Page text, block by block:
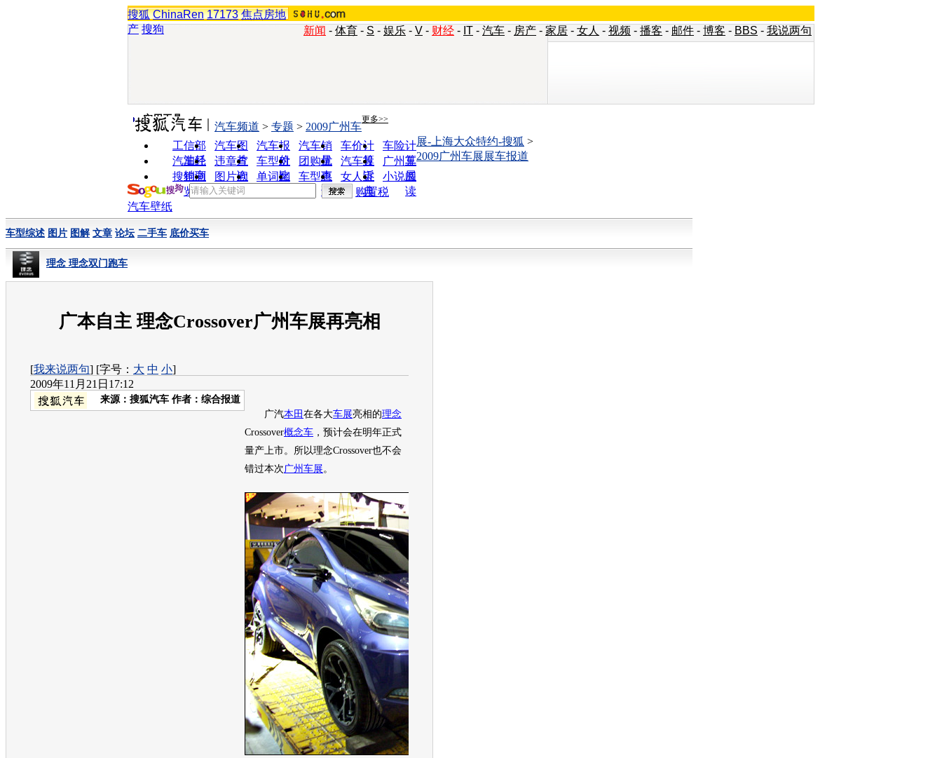
搜狐 ChinaRen 17173 焦点房地
产 搜狗 新闻 - 体育 - S - 娱乐 - V - 财经 - IT - 汽车 - 房产 - 家居 - 女人 - 视频 - 播客 - 邮件 - 博客 - BBS - 我说两句
实用工具 更多>>
工信部
油耗
汽车图
片
汽车报
价
汽车销
量
车价计
算
车险计
算
汽车经
销商
违章查
询
车型对
比
团购优
惠
汽车投
诉
广州车
展
搜狗浏
览器
图片欣
赏
单词翻
车型查
询
女人宝
典
小说阅
读
汽车频道 > 专题 > 2009广州车
展-上海大众特约-搜狐 >
2009广州车展展车报道
购置税
汽车壁纸
车型综述 图片 图解 文章 论坛 二手车 底价买车
理念 理念双门跑车
广本自主 理念Crossover广州车展再亮相
[我来说两句] [字号： 大 中 小]
2009年11月21日17:12
来源： 搜狐汽车 作者：综合报道
广汽本田 在各大车展亮相的理念
Crossover概念车 ，预计会在明年正式
量产上市。所以理念Crossover也不会
错过本次 广州车展 。